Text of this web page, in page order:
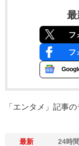
最
フ
フ
「エンタメ」記事
最新 24時間